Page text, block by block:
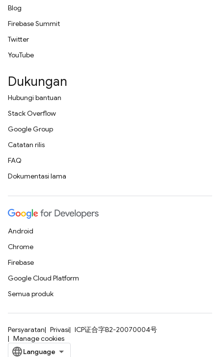
Blog
Firebase Summit
Twitter
YouTube
Dukungan
Hubungi bantuan
Stack Overflow
Google Group
Catatan rilis
FAQ
Dokumentasi lama
Android
Chrome
Firebase
Google Cloud Platform
Semua produk
Persyaratan Privasi
ICP证合字B2-20070004号
Manage cookies